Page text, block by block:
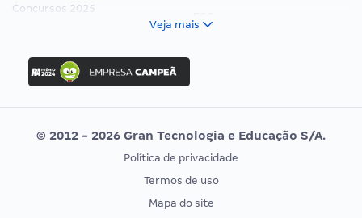
Concursos 2025
Concurso Ibama
Concurso MPU
Editais publicados
Vunesp
CONCURSOS POR PROFISSÃO
EXAME DE ORDEM
Veja mais
© 2012 - 2026 Gran Tecnologia e Educação S/A.
Política de privacidade
Termos de uso
Mapa do site